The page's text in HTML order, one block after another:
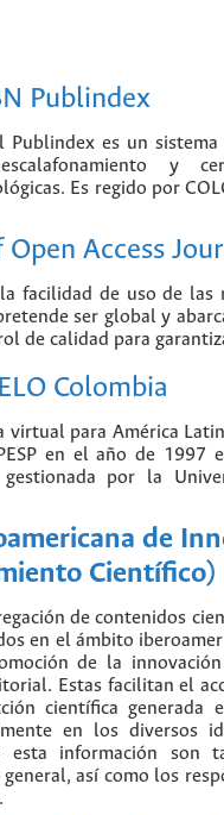
Publindex
Publindex es un
escalafonamiento y
Es regido por
Access
facilidad de uso de las
ser global y
de calidad para
Colombia
virtual para América
en el año de 1997
por la
de
Científico)
de contenidos
en el ámbito
de la
Estas facilitan el
científica generada
en los diversos
esta información son
así como los